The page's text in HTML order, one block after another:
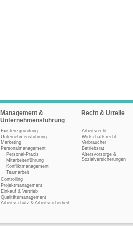
Management &
Unternehmensführung
Existenzgründung
Unternehmensführung
Marketing
Personalmanagement
Personal-Praxis
Mitarbeiterführung
Konfliktmanagement
Teamarbeit
Controlling
Projektmanagement
Einkauf & Vertrieb
Qualitätsmanagement
Arbeitsschutz & Arbeitssicherheit
Recht & Urteile
Arbeitsrecht
Wirtschaftsrecht
Verbraucher
Betriebsrat
Altersvorsorge &
Sozialversicherungen